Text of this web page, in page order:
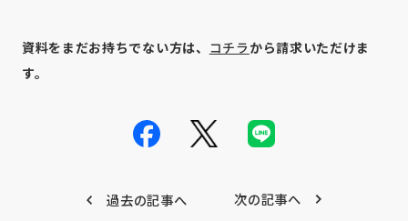
資料をまだお持ちでない方は、 コチラ から請求いただけま
す。
過去の記事へ 次の記事へ